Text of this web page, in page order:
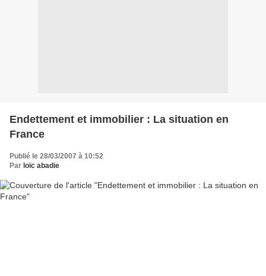
Endettement et immobilier : La situation en
France
Publié le 28/03/2007 à 10:52
Par loïc abadie